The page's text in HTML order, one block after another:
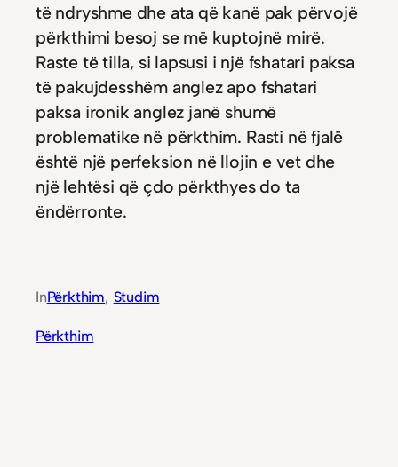
të ndryshme dhe ata që kanë pak përvojë
përkthimi besoj se më kuptojnë mirë.
Raste të tilla, si lapsusi i një fshatari paksa
të pakujdesshëm anglez apo fshatari
paksa ironik anglez janë shumë
problematike në përkthim. Rasti në fjalë
është një perfeksion në llojin e vet dhe
një lehtësi që çdo përkthyes do ta
ëndërronte.
InPërkthim, Studim
Përkthim